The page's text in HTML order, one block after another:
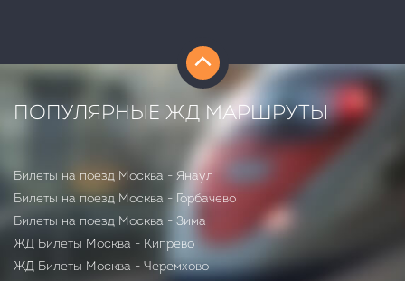
ПОПУЛЯРНЫЕ ЖД МАРШРУТЫ
Билеты на поезд Москва - Янаул
Билеты на поезд Москва - Горбачево
Билеты на поезд Москва - Зима
ЖД Билеты Москва - Кипрево
ЖД Билеты Москва - Черемхово